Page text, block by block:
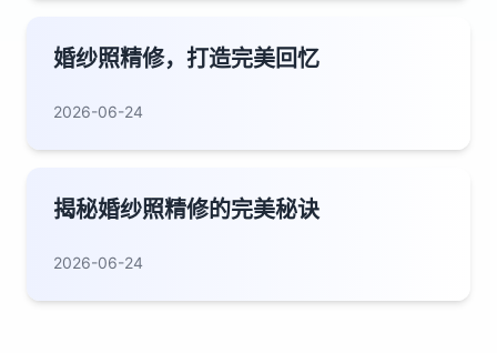
婚纱照精修，打造完美回忆
2026-06-24
揭秘婚纱照精修的完美秘诀
2026-06-24